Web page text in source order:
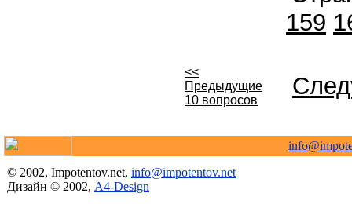
159
<<
Предыдущие
10 вопросов
© 2002, Impotentov.net, info@impotentov.net
Дизайн © 2002, A4-Design